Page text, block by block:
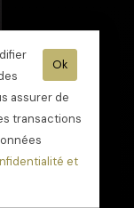
Ok
assurer de
transactions
et